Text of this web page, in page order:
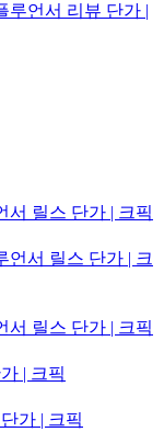
루언서 리뷰 단가 |
릴스 단가 | 크픽
언서 릴스 단가 | 크
릴스 단가 | 크픽
| 크픽
가 | 크픽